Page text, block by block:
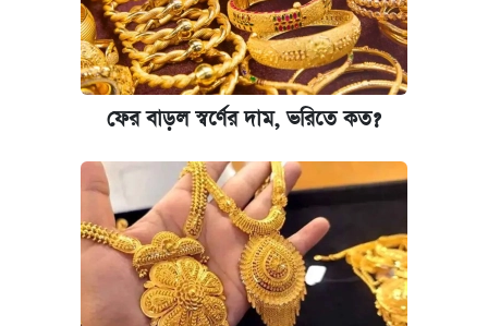
ফের বাড়ল স্বর্ণের দাম, ভরিতে কত?